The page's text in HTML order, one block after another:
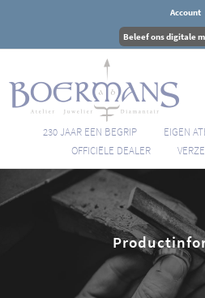
Account
Beleef ons digitale
230 JAAR EEN BEGRIP EIGEN
OFFICIËLE DEALER